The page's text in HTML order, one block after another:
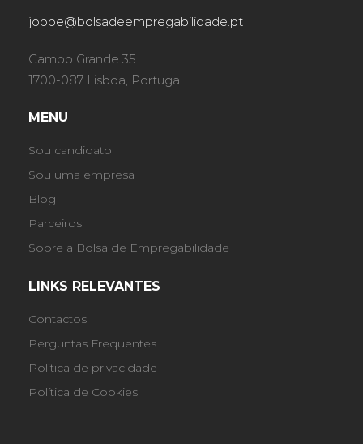
jobbe@bolsadeempregabilidade.pt
Campo Grande 35
1700-087 Lisboa, Portugal
MENU
Sou candidato
Sou uma empresa
Blog
Parceiros
Sobre a Bolsa de Empregabilidade
LINKS RELEVANTES
Contactos
Perguntas Frequentes
Política de privacidade
Política de Cookies